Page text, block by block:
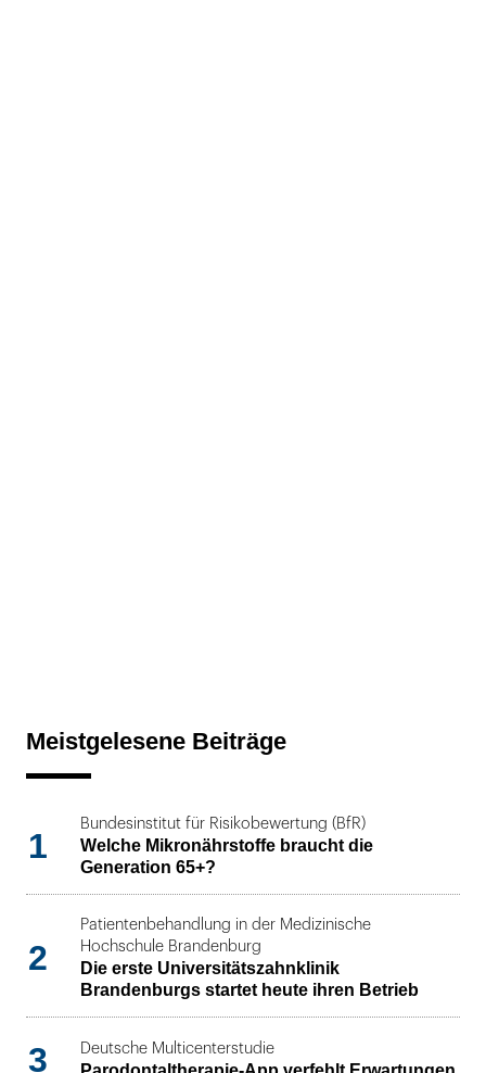
Meistgelesene Beiträge
1
Bundesinstitut für Risikobewertung (BfR)
Welche Mikronährstoffe braucht die
Generation 65+?
2
Patientenbehandlung in der Medizinische
Hochschule Brandenburg
Die erste Universitätszahnklinik
Brandenburgs startet heute ihren Betrieb
3 Deutsche Multicenterstudie